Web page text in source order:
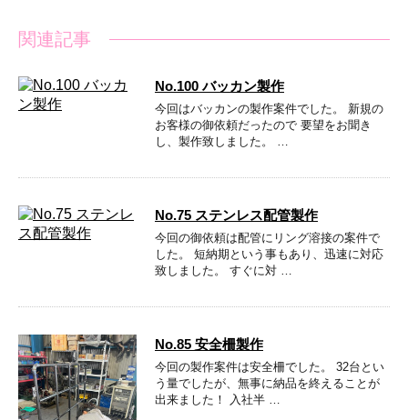
関連記事
No.100 バッカン製作
今回はバッカンの製作案件でした。 新規の
お客様の御依頼だったので 要望をお聞き
し、製作致しました。 …
No.75 ステンレス配管製作
今回の御依頼は配管にリング溶接の案件で
した。 短納期という事もあり、迅速に対応
致しました。 すぐに対 …
No.85 安全柵製作
今回の製作案件は安全柵でした。 32台とい
う量でしたが、無事に納品を終えることが
出来ました！ 入社半 …